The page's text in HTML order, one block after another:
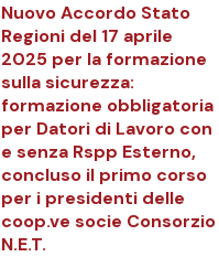
Nuovo Accordo Stato
Regioni del 17 aprile
2025 per la formazione
sulla sicurezza:
formazione obbligatoria
per Datori di Lavoro con
e senza Rspp Esterno,
concluso il primo corso
per i presidenti delle
coop.ve socie Consorzio
N.E.T.